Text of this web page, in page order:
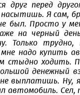
перед
Я сам,
был. Просто у
на черный день
Только трудно,
надо купить
стыдно ходить.
денежный
выплатишь. Ну,
автомобиль. Сел,